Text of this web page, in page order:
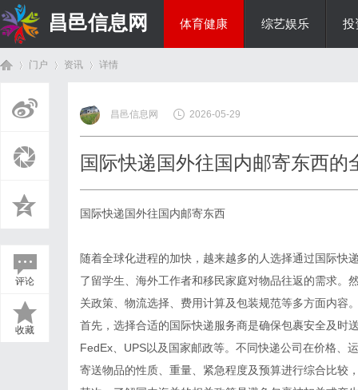
昌邑信息网 体育健康 综艺娱乐 投
门户 资讯
›
详情
评论
收藏
昌邑信息网 2026-05-29
国际快递国外往国内邮寄东西的
国际快递国外往国内邮寄东西
随着全球化进程的加快，越来越多的人选择通过国际快
了留学生、海外工作者和移民家庭对物品往返的需求。
关政策、物流选择、费用计算及包装规范等多方面内容
首先，选择合适的国际快递服务商是确保包裹安全及时
FedEx、UPS以及国家邮政等。不同快递公司在价格、
寄送物品的性质、重量、紧急程度及预算进行综合比较